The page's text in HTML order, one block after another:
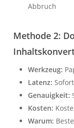
Abbruch
Methode 2:
Werkzeug:
Latenz: Sofort
Genauigkeit:
Kosten:
Warum: